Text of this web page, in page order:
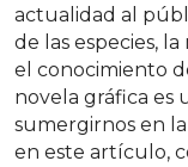
actualidad al
de las especies,
el conocimiento
novela gráfica es
sumergirnos en
en este artículo,